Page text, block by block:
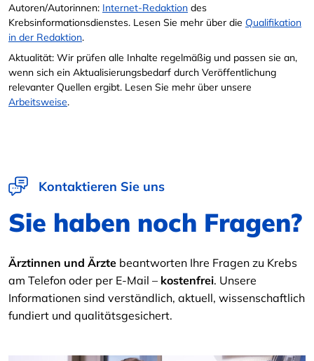
Autoren/Autorinnen: Internet-Redaktion des
Krebsinformationsdienstes. Lesen Sie mehr über die Qualifikation
in der Redaktion.
Aktualität: Wir prüfen alle Inhalte regelmäßig und passen sie an,
wenn sich ein Aktualisierungsbedarf durch Veröffentlichung
relevanter Quellen ergibt. Lesen Sie mehr über unsere
Arbeitsweise.
Kontaktieren Sie uns
Sie haben noch Fragen?
Ärztinnen und Ärzte beantworten Ihre Fragen zu Krebs
am Telefon oder per E-Mail – kostenfrei. Unsere
Informationen sind verständlich, aktuell, wissenschaftlich
fundiert und qualitätsgesichert.